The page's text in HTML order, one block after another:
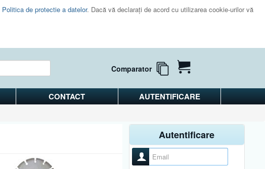
Politica de protectie a datelor. Dacă vă declaraţi de acord cu utilizarea cookie-urilor vă
Comparator
CONTACT AUTENTIFICARE
Autentificare
Nume utilizator